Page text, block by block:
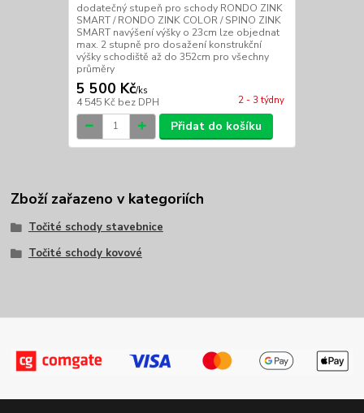
dodatečný stupeň pro schody RONDO ZINK
SMART / RONDO ZINK COLOR / SPINO ZINK
SMART navýšení výšky o 23cm lze objednat
max. 2 stupně pro dosažení konstrukční
výšky schodiště až do 352cm pro všechny
průměry
5 500 Kč/ks
4 545 Kč bez DPH 2 - 3 týdny
Přidat do košíku
Zboží zařazeno v kategoriích
Točité schody stavebnice
Točité schody kovové